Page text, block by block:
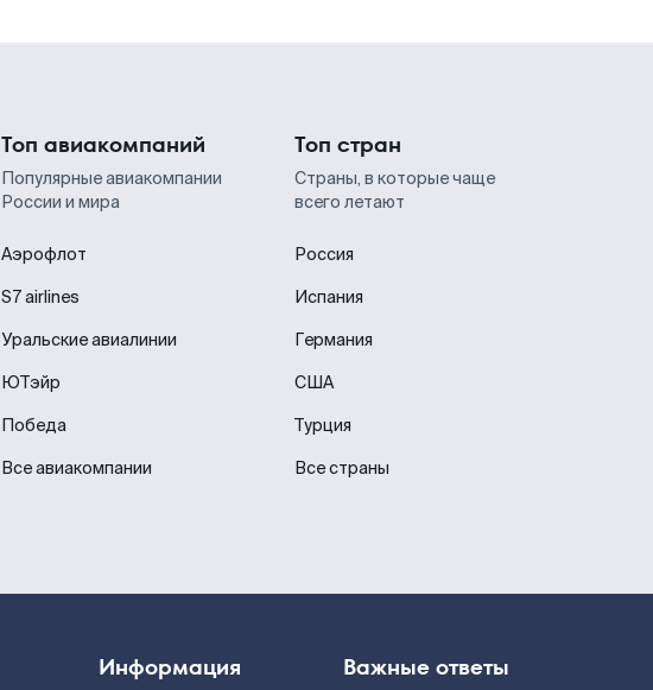
Топ авиакомпаний
Популярные авиакомпании
России и мира
Аэрофлот
S7 airlines
Уральские авиалинии
ЮТэйр
Победа
Все авиакомпании
Топ стран
Страны, в которые чаще
всего летают
Россия
Испания
Германия
США
Турция
Все страны
Информация Важные ответы